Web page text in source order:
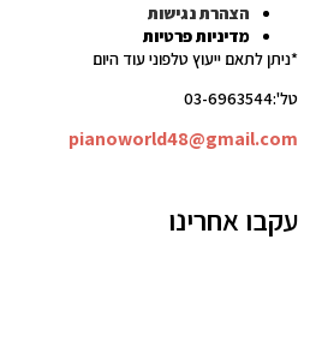
הצהרת נגישות
מדיניות פרטיות
*ניתן לתאם ייעוץ טלפוני עוד היום
טל':03-6963544
pianoworld48@gmail.com
עקבו אחרינו